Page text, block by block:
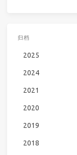
归档
2025
2024
2021
2020
2019
2018